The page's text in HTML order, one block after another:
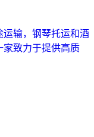
输，钢琴托运和酒
家致力于提供高质